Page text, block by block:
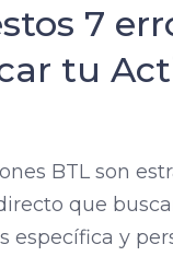
7
tu
BTL son
que
específica y